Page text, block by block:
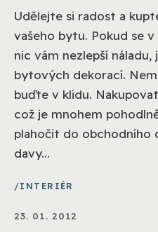
Udělejte si radost a
vašeho bytu. Pokud se
nic vám nezlepší náladu,
bytových dekorací.
buďte v klidu.
což je mnohem
plahočit do obchodního
davy...
INTERIÉR
23. 01. 2012